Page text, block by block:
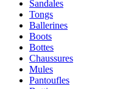
Sandales
Tongs
Ballerines
Boots
Bottes
Chaussures
Mules
Pantoufles